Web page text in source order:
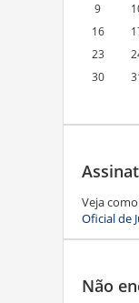
9
16
23
30
Veja como
Oficial de
Não